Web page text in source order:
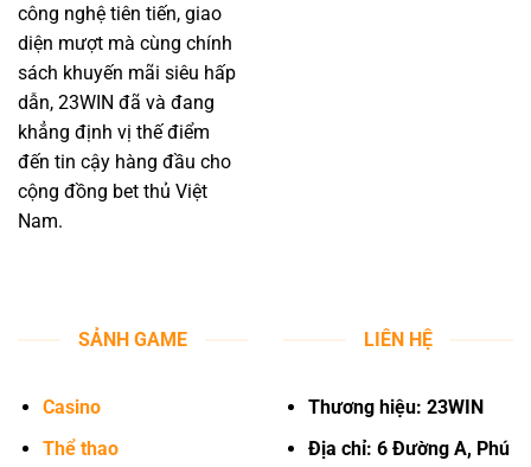
công nghệ tiên tiến, giao
diện mượt mà cùng chính
sách khuyến mãi siêu hấp
dẫn, 23WIN đã và đang
khẳng định vị thế điểm
đến tin cậy hàng đầu cho
cộng đồng bet thủ Việt
Nam.
SẢNH GAME
Casino
Thể thao
LIÊN HỆ
Thương hiệu: 23WIN
Địa chỉ: 6 Đường A, Phú